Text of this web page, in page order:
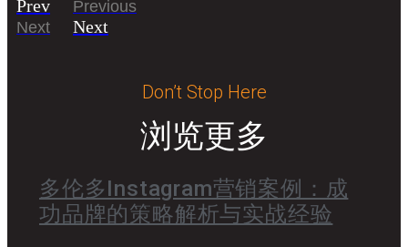
Prev
Previous
Next
Next
Don’t Stop Here
浏览更多
多伦多Instagram营销案例：成
功品牌的策略解析与实战经验